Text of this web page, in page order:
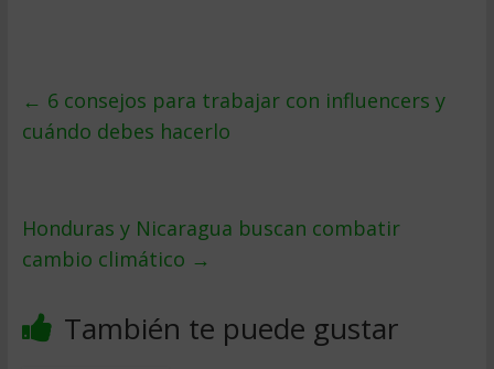
← 6 consejos para trabajar con influencers y
cuándo debes hacerlo
Honduras y Nicaragua buscan combatir
cambio climático →
También te puede gustar